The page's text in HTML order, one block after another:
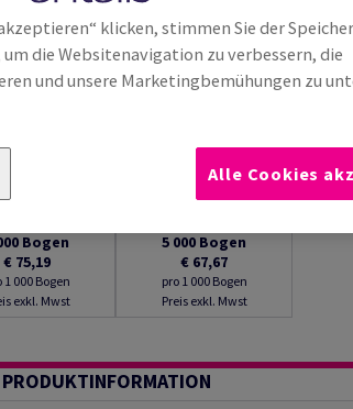
Bogen
€ 75,19
1 000 Bogen
exkl. Mwst
5 000 Bogen
€ 67,67
pro 1 000 Bogen
Preis exkl. Mwst
PRODUKTINFORMATION
klicken, stimmen Sie der
die Websitenavigation zu verbessern, die
und unsere Marketingbemühungen zu
Alle Cookies